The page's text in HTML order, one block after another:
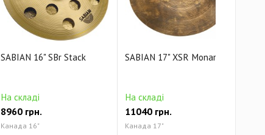
SABIAN 16" SBr Stack
На складі
8960 грн.
Канада 16"
SABIAN 17" XSR Monarch
На складі
11040 грн.
Канада 17"